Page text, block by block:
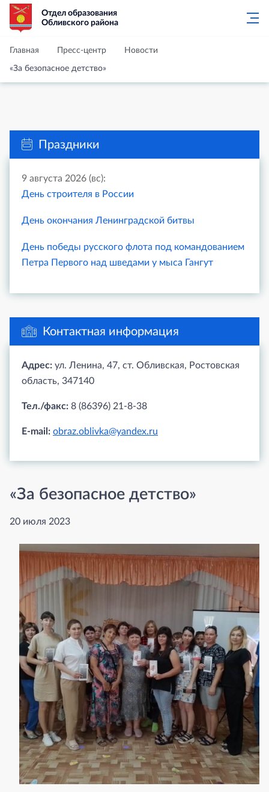
Отдел образования
Обливского района
Главная Пресс-центр Новости
«За безопасное детство»
Праздники
9 августа 2026 (вс):
День строителя в России
День окончания Ленинградской битвы
День победы русского флота под командованием
Петра Первого над шведами у мыса Гангут
Контактная информация
Адрес: ул. Ленина, 47, ст. Обливская, Ростовская
область, 347140
Тел./факс: 8 (86396) 21-8-38
E-mail: obraz.oblivka@yandex.ru
«За безопасное детство»
20 июля 2023